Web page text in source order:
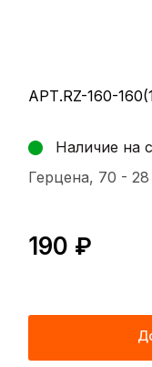
АРТ.RZ-160-
Наличие на
Герцена, 70 -
190 ₽